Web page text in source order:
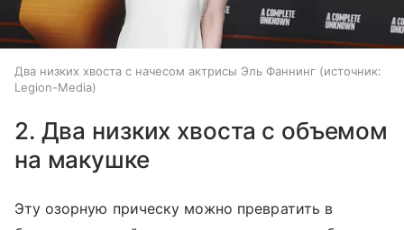
Два низких хвоста с начесом актрисы Эль Фаннинг
источник:
Legion-Media
2. Два низких хвоста с объемом
на макушке
Эту озорную прическу можно превратить в